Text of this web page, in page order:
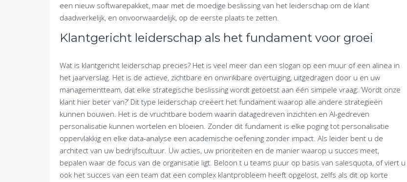
een nieuw softwarepakket, maar met de moedige beslissing van het leiderschap om de klant
daadwerkelijk, en onvoorwaardelijk, op de eerste plaats te zetten.
Klantgericht leiderschap als het fundament voor groei
Wat is klantgericht leiderschap precies? Het is veel meer dan een slogan op een muur of een alinea in
het jaarverslag. Het is de actieve, zichtbare en onwrikbare overtuiging, uitgedragen door u en uw
managementteam, dat elke strategische beslissing wordt getoetst aan één simpele vraag: ‘Wordt onze
klant hier beter van?’ Dit type leiderschap creëert het fundament waarop alle andere strategieën
kunnen bouwen. Het is de vruchtbare bodem waarin datagedreven inzichten en AI-gedreven
personalisatie kunnen wortelen en bloeien. Zonder dit fundament is elke poging tot personalisatie
oppervlakkig en elke data-analyse een academische oefening zonder impact. Als leider bent u de
architect van uw bedrijfscultuur. Uw acties, uw prioriteiten en de manier waarop u succes meet,
bepalen waar de focus van de organisatie ligt. Beloon t u teams puur op basis van salesquota, of viert u
ook het succes van een team dat een complex klantprobleem heeft opgelost, zelfs als dit op korte